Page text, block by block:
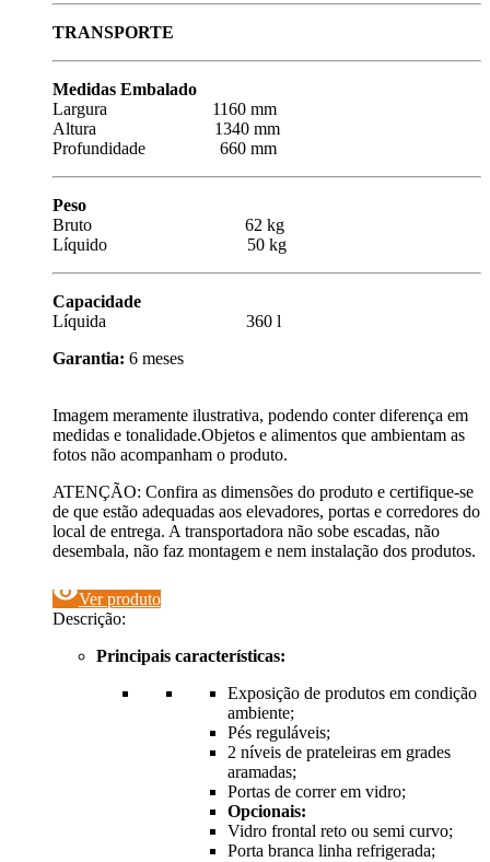
TRANSPORTE
Medidas Embalado
Largura 1160 mm
Altura 1340 mm
Profundidade 660 mm
Peso
Bruto 62 kg
Líquido 50 kg
Capacidade
Líquida 360 l
Garantia: 6 meses
Imagem meramente ilustrativa, podendo conter diferença em
medidas e tonalidade.Objetos e alimentos que ambientam as
fotos não acompanham o produto.
ATENÇÃO: Confira as dimensões do produto e certifique-se
de que estão adequadas aos elevadores, portas e corredores do
local de entrega. A transportadora não sobe escadas, não
desembala, não faz montagem e nem instalação dos produtos.
visibilityVer produto
Descrição:
Principais características:
Exposição de produtos em condição
ambiente;
Pés reguláveis;
2 níveis de prateleiras em grades
aramadas;
Portas de correr em vidro;
Opcionais:
Vidro frontal reto ou semi curvo;
Porta branca linha refrigerada;